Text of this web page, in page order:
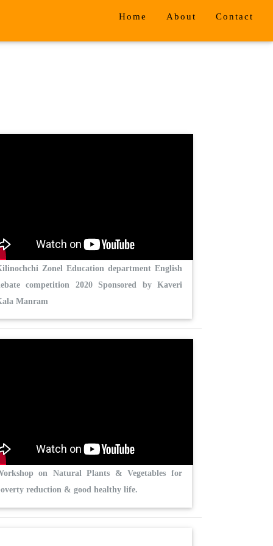
Home About Contact
Zonel Education department English
competition 2020 Sponsored by Kaveri
Manram
on Natural Plants & Vegetables for
reduction & good healthy life.